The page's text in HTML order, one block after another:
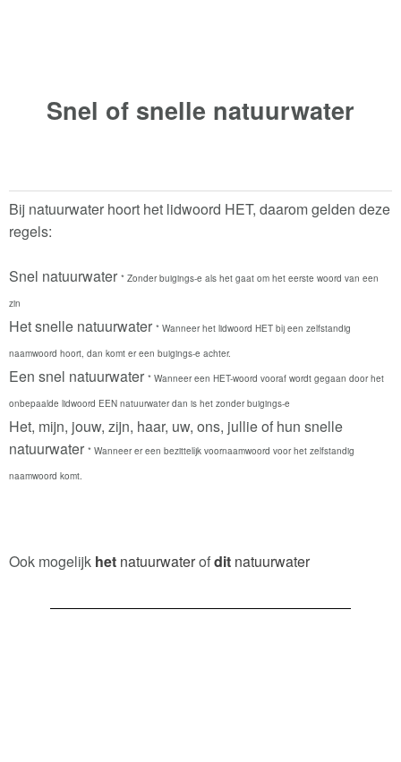
Snel of snelle natuurwater
Bij natuurwater hoort het lidwoord HET, daarom gelden deze
regels:
Snel natuurwater * Zonder buigings-e als het gaat om het eerste woord van een
zin
Het snelle natuurwater * Wanneer het lidwoord HET bij een zelfstandig
naamwoord hoort, dan komt er een buigings-e achter.
Een snel natuurwater * Wanneer een HET-woord vooraf wordt gegaan door het
onbepaalde lidwoord EEN natuurwater dan is het zonder buigings-e
Het, mijn, jouw, zijn, haar, uw, ons, jullie of hun snelle
natuurwater * Wanneer er een bezittelijk voornaamwoord voor het zelfstandig
naamwoord komt.
Ook mogelijk het natuurwaterofdit natuurwater